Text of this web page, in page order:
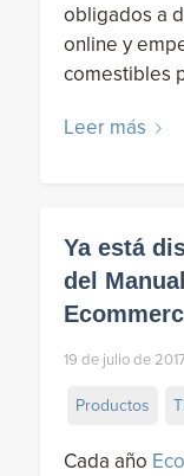
obligados a
online y
comestibles
Leer más
Ya está
del
19 de julio de
Productos
Cada año